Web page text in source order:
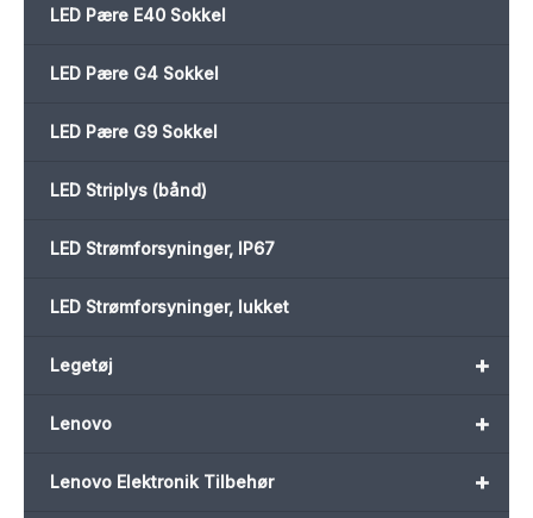
LED Pære E40 Sokkel
LED Pære G4 Sokkel
LED Pære G9 Sokkel
LED Striplys (bånd)
LED Strømforsyninger, IP67
LED Strømforsyninger, lukket
+
Legetøj
+
Lenovo
+
Lenovo Elektronik Tilbehør